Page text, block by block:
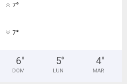
7°
7°
6°
DOM
5°
LUN
4°
MAR